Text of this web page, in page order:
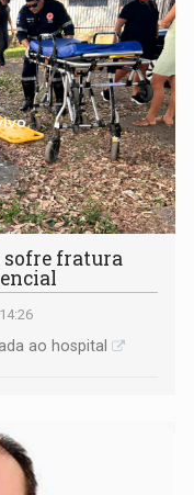
sofre fratura
ao hospital